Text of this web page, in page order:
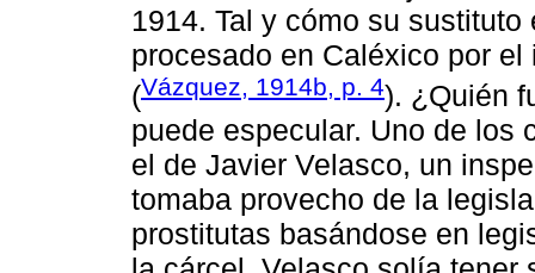
1914. Tal y cómo su
procesado en Caléxico por
(Vázquez, 1914b, p. 4). ¿Quién
puede especular. Uno de los
el de Javier Velasco, un
tomaba provecho de la
prostitutas basándose en